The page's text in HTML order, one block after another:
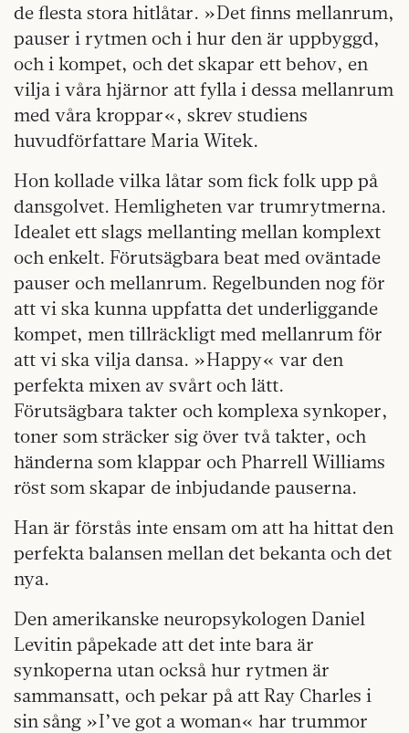
de flesta stora hitlåtar. »Det finns mellanrum,
pauser i rytmen och i hur den är uppbyggd,
och i kompet, och det skapar ett behov, en
vilja i våra hjärnor att fylla i dessa mellanrum
med våra kroppar«, skrev studiens
huvudförfattare Maria Witek.
Hon kollade vilka låtar som fick folk upp på
dansgolvet. Hemligheten var trumrytmerna.
Idealet ett slags mellanting mellan komplext
och enkelt. Förutsägbara beat med oväntade
pauser och mellanrum. Regelbunden nog för
att vi ska kunna uppfatta det underliggande
kompet, men tillräckligt med mellanrum för
att vi ska vilja dansa. »Happy« var den
perfekta mixen av svårt och lätt.
Förutsägbara takter och komplexa synkoper,
toner som sträcker sig över två takter, och
händerna som klappar och Pharrell Williams
röst som skapar de inbjudande pauserna.
Han är förstås inte ensam om att ha hittat den
perfekta balansen mellan det bekanta och det
nya.
Den amerikanske neuropsykologen Daniel
Levitin påpekade att det inte bara är
synkoperna utan också hur rytmen är
sammansatt, och pekar på att Ray Charles i
sin sång »I’ve got a woman« har trummor